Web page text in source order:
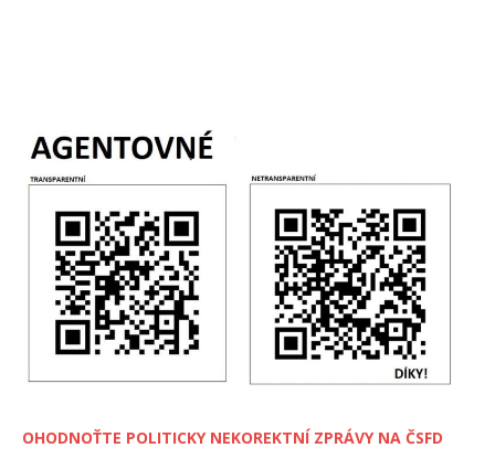
OHODNOŤTE POLITICKY NEKOREKTNÍ ZPRÁVY NA ČSFD